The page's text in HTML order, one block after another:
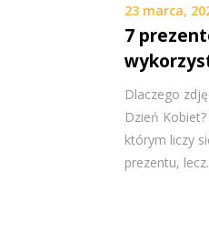
23 marca,
7
Dlaczego
Dzień
którym liczy
prezentu,